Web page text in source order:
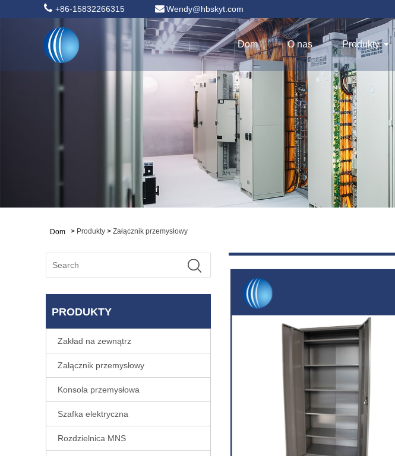
+86-15832266315 Wendy@hbskyt.com
Dom O nas Produkty
Dom > Produkty > Załącznik przemysłowy
PRODUKTY
Zakład na zewnątrz
Załącznik przemysłowy
Konsola przemysłowa
Szafka elektryczna
Rozdzielnica MNS